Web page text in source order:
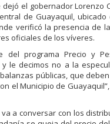
dejó el gobernador Lorenzo
entral de Guayaquil, ubicado
verificó la presencia de
oficiales de los víveres.
del programa Precio y
le decimos no a la
públicas, que
el Municipio de Guayaquil
a conversar con los